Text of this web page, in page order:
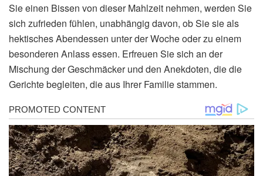
Sie einen Bissen von dieser Mahlzeit nehmen, werden Sie
sich zufrieden fühlen, unabhängig davon, ob Sie sie als
hektisches Abendessen unter der Woche oder zu einem
besonderen Anlass essen. Erfreuen Sie sich an der
Mischung der Geschmäcker und den Anekdoten, die die
Gerichte begleiten, die aus Ihrer Familie stammen.